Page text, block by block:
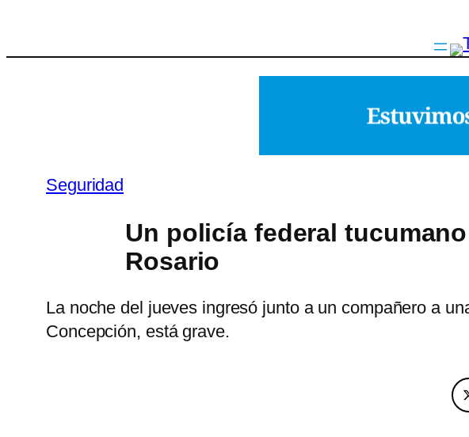
al
Seguridad
Un policía federal
Rosario
La noche del jueves ingresó junto a un compañero a
Concepción, está grave.